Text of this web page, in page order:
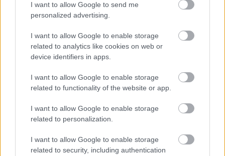
I want to allow Google to send me
personalized advertising.
I want to allow Google to enable storage
related to analytics like cookies on web or
device identifiers in apps.
I want to allow Google to enable storage
related to functionality of the website or app.
I want to allow Google to enable storage
related to personalization.
I want to allow Google to enable storage
related to security, including authentication
“A körforgásos gazdaság maga a
CHEP üzleti modellje.”
Mihály Eszter•2023. december 12.
CHEPraklap bérbeadással foglalkozó nemzetközi
vállalat partnereinek segít csökkenteni a széndioxid
kibocsátását, emellett nagy hangsúlyt fektet ...